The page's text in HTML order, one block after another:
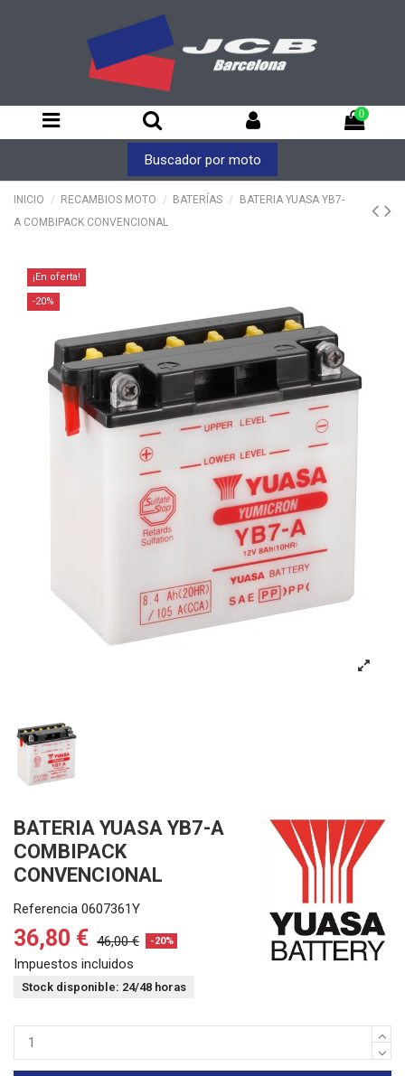
0
Buscador por moto
INICIO RECAMBIOS MOTO BATERÍAS
BATERIA YUASA YB7-
A COMBIPACK CONVENCIONAL
¡En oferta!
-20%
BATERIA YUASA YB7-A
COMBIPACK
CONVENCIONAL
Referencia 0607361Y
36,80 € 46,00 € -20%
Impuestos incluidos
Stock disponible: 24/48 horas